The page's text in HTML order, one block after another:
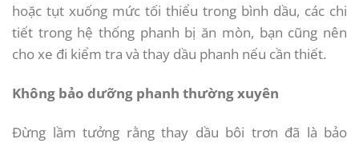
hoặc tụt xuống mức tối thiểu trong bình dầu, các chi
tiết trong hệ thống phanh bị ăn mòn, bạn cũng nên
cho xe đi kiểm tra và thay dầu phanh nếu cần thiết.
Không bảo dưỡng phanh thường xuyên
Đừng lầm tưởng rằng thay dầu bôi trơn đã là bảo